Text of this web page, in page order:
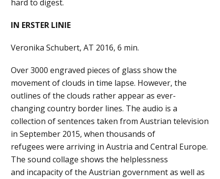
hard to digest.
IN ERSTER LINIE
Veronika Schubert, AT 2016, 6 min.
Over 3000 engraved pieces of glass show the
movement of clouds in time lapse. However, the
outlines of the clouds rather appear as ever-
changing country border lines. The audio is a
collection of sentences taken from Austrian television
in September 2015, when thousands of
refugees were arriving in Austria and Central Europe.
The sound collage shows the helplessness
and incapacity of the Austrian government as well as